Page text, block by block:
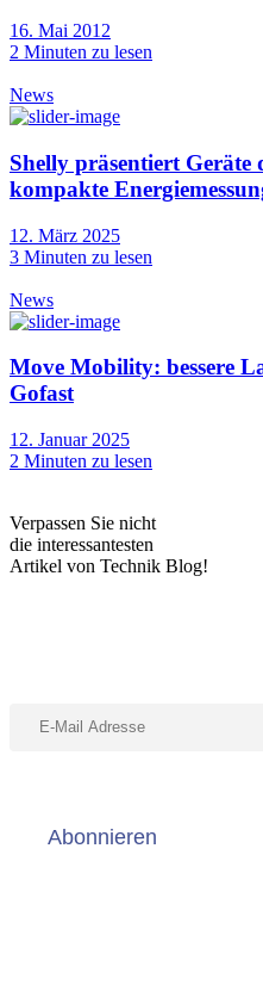
16. Mai 2012
2 Minuten zu lesen
News
Shelly präsentiert Geräte
kompakte
12. März 2025
3 Minuten zu lesen
News
Move Mobility: bessere
Gofast
12. Januar 2025
2 Minuten zu lesen
Verpassen Sie nicht
die interessantesten
Artikel von Technik Blog!
Abonnieren